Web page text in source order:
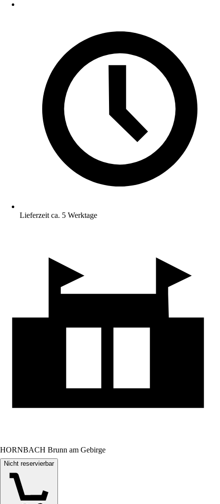
Lieferzeit ca. 5 Werktage
HORNBACH Brunn am Gebirge
Nicht reservierbar